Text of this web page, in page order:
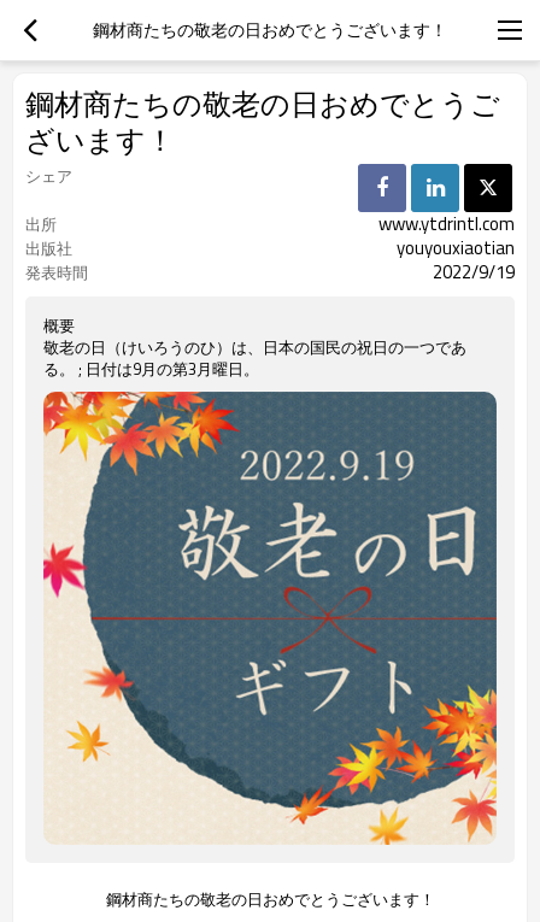
鋼材商たちの敬老の日おめでとうございます！
鋼材商たちの敬老の日おめでとうご
ざいます！
シェア
出所
www.ytdrintl.com
出版社 youyouxiaotian
発表時間 2022/9/19
概要
敬老の日（けいろうのひ）は、日本の国民の祝日の一つであ
る。 ; 日付は9月の第3月曜日。
鋼材商たちの敬老の日おめでとうございます！